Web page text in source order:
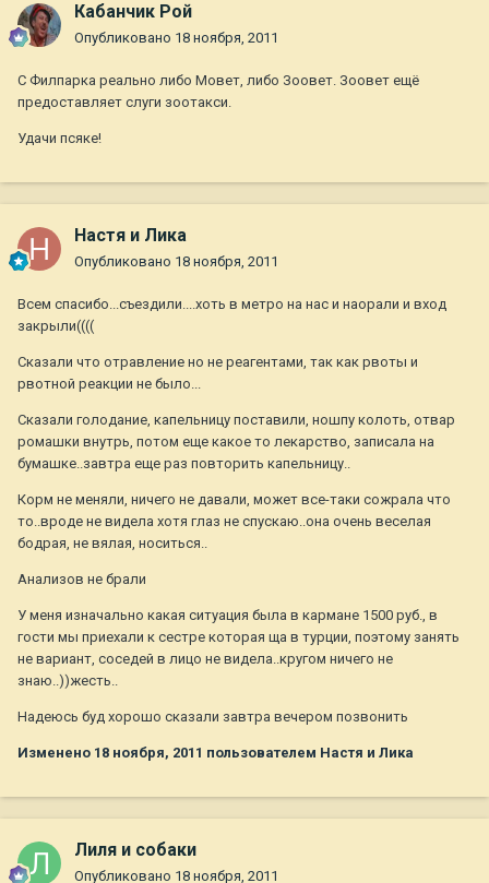
Кабанчик Рой
Опубликовано 18 ноября, 2011
С Филпарка реально либо Мовет, либо Зоовет. Зоовет ещё
предоставляет слуги зоотакси.
Удачи псяке!
Настя и Лика
Опубликовано 18 ноября, 2011
Всем спасибо...съездили....хоть в метро на нас и наорали и вход
закрыли((((
Сказали что отравление но не реагентами, так как рвоты и
рвотной реакции не было...
Сказали голодание, капельницу поставили, ношпу колоть, отвар
ромашки внутрь, потом еще какое то лекарство, записала на
бумашке..завтра еще раз повторить капельницу..
Корм не меняли, ничего не давали, может все-таки сожрала что
то..вроде не видела хотя глаз не спускаю..она очень веселая
бодрая, не вялая, носиться..
Анализов не брали
У меня изначально какая ситуация была в кармане 1500 руб., в
гости мы приехали к сестре которая ща в турции, поэтому занять
не вариант, соседей в лицо не видела..кругом ничего не
знаю..))жесть..
Надеюсь буд хорошо сказали завтра вечером позвонить
Изменено 18 ноября, 2011 пользователем Настя и Лика
Лиля и собаки
Опубликовано 18 ноября, 2011